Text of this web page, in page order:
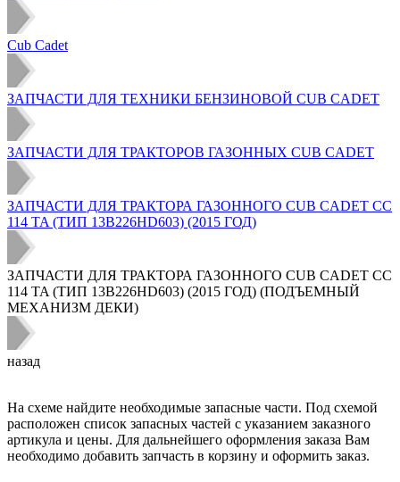
Cub Cadet
ЗАПЧАСТИ ДЛЯ ТЕХНИКИ БЕНЗИНОВОЙ CUB CADET
ЗАПЧАСТИ ДЛЯ ТРАКТОРОВ ГАЗОННЫХ CUB CADET
ЗАПЧАСТИ ДЛЯ ТРАКТОРА ГАЗОННОГО CUB CADET CC
114 TA (ТИП 13B226HD603) (2015 ГОД)
ЗАПЧАСТИ ДЛЯ ТРАКТОРА ГАЗОННОГО CUB CADET CC
114 TA (ТИП 13B226HD603) (2015 ГОД) (ПОДЪЕМНЫЙ
МЕХАНИЗМ ДЕКИ)
назад
На схеме найдите необходимые запасные части. Под схемой
расположен список запасных частей с указанием заказного
артикула и цены. Для дальнейшего оформления заказа Вам
необходимо добавить запчасть в корзину и оформить заказ.